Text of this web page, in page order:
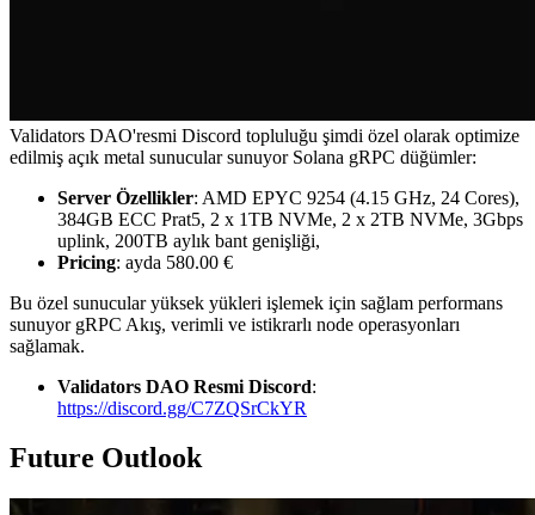
Validators DAO'resmi Discord topluluğu şimdi özel olarak optimize
edilmiş açık metal sunucular sunuyor Solana gRPC düğümler:
Server Özellikler: AMD EPYC 9254 (4.15 GHz, 24 Cores),
384GB ECC Prat5, 2 x 1TB NVMe, 2 x 2TB NVMe, 3Gbps
uplink, 200TB aylık bant genişliği,
Pricing: ayda 580.00 €
Bu özel sunucular yüksek yükleri işlemek için sağlam performans
sunuyor gRPC Akış, verimli ve istikrarlı node operasyonları
sağlamak.
Validators DAO Resmi Discord:
https://discord.gg/C7ZQSrCkYR
Future Outlook